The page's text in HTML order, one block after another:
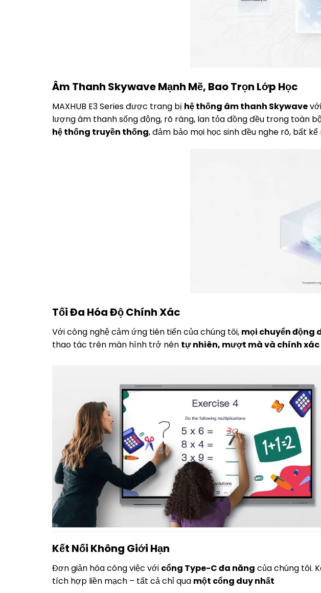
Âm Thanh Skywave Mạnh Mẽ, Bao Trọn Lớp Học
MAXHUB E3 Series được trang bị hệ thống âm thanh Skywave
lượng âm thanh sống động, rõ ràng, lan tỏa đồng đều trong toàn
hệ thống truyền thống, đảm bảo mọi học sinh đều nghe rõ, bất
Tối Đa Hóa Độ Chính Xác
Với công nghệ cảm ứng tiên tiến của chúng tôi, mọi chuyển động
thao tác trên màn hình trở nên tự nhiên, mượt mà và chính
Kết Nối Không Giới Hạn
Đơn giản hóa công việc với cổng Type-C đa năng của chúng tôi.
tích hợp liền mạch – tất cả chỉ qua một cổng duy nhất